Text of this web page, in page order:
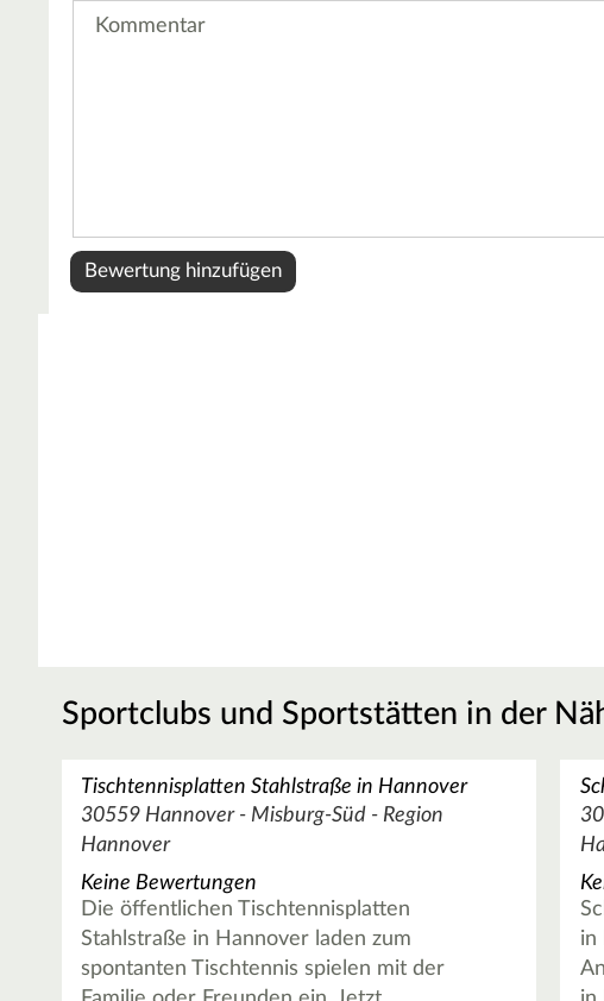
Sportclubs und Sportstätten in der
Tischtennisplatten Stahlstraße in Hannover
30559 Hannover - Misburg-Süd - Region
Hannover
Keine Bewertungen
Die öffentlichen Tischtennisplatten
Stahlstraße in Hannover laden zum
spontanten Tischtennis spielen mit der
in